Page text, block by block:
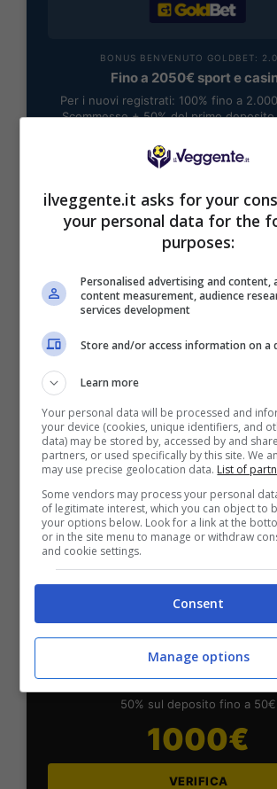
BONUS BENVENUTO GOLDBET:
Fino a 2050€ sport e
Per i nuovi registrati: 100% fino a
Scommesse + 50% del primo
2050€
VERIFICA
Mostra Informazioni
Fino a 2050€ bonus scommesse
Bonus Scommesse + 100% fino a
Sport
2050€
VERIFICA
SNAI
Bonus Benvenuto Sport: fino a
50% sul deposito fino a 50€
1000€
VERIFICA
ilveggente.it asks for your
your personal data for the
purposes:
Personalised advertising and content,
content measurement, audience
services development
Store and/or access information on a
Learn more
Your personal data will be processed and
your device (cookies, unique identifiers, and
data) may be stored by, accessed by and
partners, or used specifically by this site. We
may use precise geolocation data. List of
Some vendors may process your personal
of legitimate interest, which you can object to
your options below. Look for a link at the
or in the site menu to manage or withdraw
and cookie settings.
Consent
Manage options